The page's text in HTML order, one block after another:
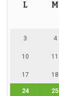
L M
3 4
10 11
17 18
24 25